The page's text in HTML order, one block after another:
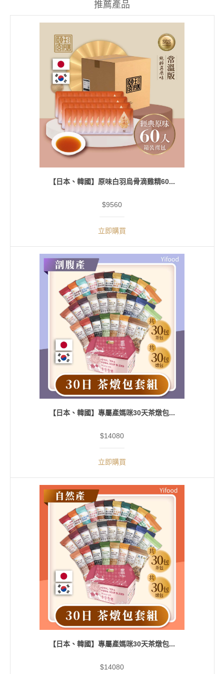
推薦產品
【日本、韓國】原味白羽烏骨滴雞精60...
$9560
立即購買
【日本、韓國】專屬產媽咪30天茶燉包...
$14080
立即購買
【日本、韓國】專屬產媽咪30天茶燉包...
$14080